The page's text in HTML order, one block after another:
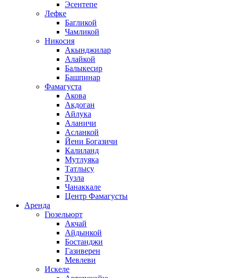
Эсентепе
Лефке
Багликой
Чамликой
Никосия
Акынджилар
Алайкой
Балыкесир
Башпинар
Фамагуста
Акова
Акдоган
Айлука
Аланичи
Асланкой
Йени Богазичи
Калиланд
Мутлуяка
Татлысу
Тузла
Чанаккале
Центр Фамагусты
Аренда
Гюзельюрт
Акчай
Айдынкой
Бостанджи
Газиверен
Мевлеви
Искеле